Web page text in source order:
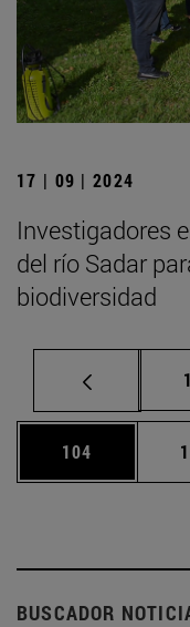
17 | 09 | 2024
Investigadores
del río Sadar
biodiversidad
1
Página
104
BUSCADOR